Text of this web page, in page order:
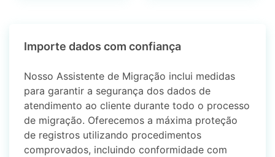
Importe dados com confiança
Nosso Assistente de Migração inclui medidas
para garantir a segurança dos dados de
atendimento ao cliente durante todo o processo
de migração. Oferecemos a máxima proteção
de registros utilizando procedimentos
comprovados, incluindo conformidade com